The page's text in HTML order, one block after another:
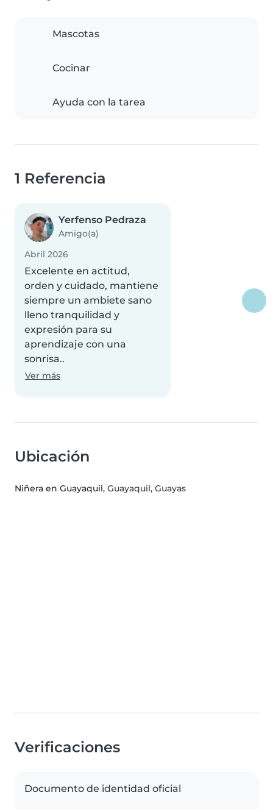
Mascotas
Cocinar
Ayuda con la tarea
1 Referencia
Yerfenso Pedraza
Amigo(a)
Abril 2026
Excelente en actitud,
orden y cuidado, mantiene
siempre un ambiete sano
lleno tranquilidad y
expresión para su
aprendizaje con una
sonrisa..
Ver más
Ubicación
Niñera en Guayaquil, Guayaquil, Guayas
Verificaciones
Documento de identidad oficial